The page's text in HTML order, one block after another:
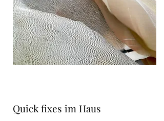
Quick fixes im Haus